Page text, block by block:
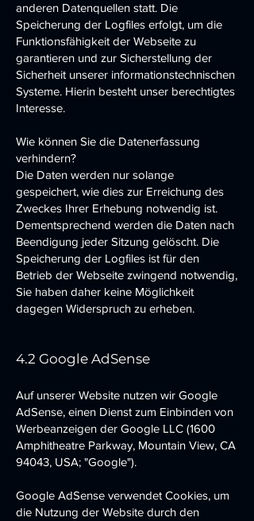
anderen Datenquellen statt. Die
Speicherung der Logfiles erfolgt, um die
Funktionsfähigkeit der Webseite zu
garantieren und zur Sicherstellung der
Sicherheit unserer informationstechnischen
Systeme. Hierin besteht unser berechtigtes
Interesse.
Wie können Sie die Datenerfassung
verhindern?
Die Daten werden nur solange
gespeichert, wie dies zur Erreichung des
Zweckes Ihrer Erhebung notwendig ist.
Dementsprechend werden die Daten nach
Beendigung jeder Sitzung gelöscht. Die
Speicherung der Logfiles ist für den
Betrieb der Webseite zwingend notwendig,
Sie haben daher keine Möglichkeit
dagegen Widerspruch zu erheben.
4.2 Google AdSense
Auf unserer Website nutzen wir Google
AdSense, einen Dienst zum Einbinden von
Werbeanzeigen der Google LLC (1600
Amphitheatre Parkway, Mountain View, CA
94043, USA; "Google").
Google AdSense verwendet Cookies, um
die Nutzung der Website durch den